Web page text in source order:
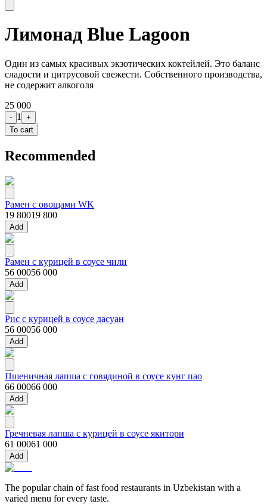
Лимонад Blue Lagoon
Один из самых красивых экзотических коктейлей. Это баланс
сладости и цитрусовой свежести. Собственного производства,
не содержит алкоголя
25 000
- 1
+
To cart
Recommended
Рамен с овощами WK
19 80019 800
Add
Рамен с курицей в соусе чили
56 00056 000
Add
Рис с курицей в соусе дасуан
56 00056 000
Add
Пшеничная лапша с говядиной в соусе кунг пао
66 00066 000
Add
Гречневая лапша с курицей в соусе якитори
61 00061 000
Add
The popular chain of fast food restaurants in Uzbekistan with a
varied menu for every taste.